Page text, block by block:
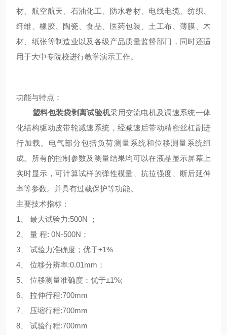
材、航空航天、石油化工、防水卷材、电线电缆、纺织、
纤维、橡胶、陶瓷、食品、医药包装、土工布、薄膜、木
材、纸张等制造业以及各级产品质量监督部门，同时还适
用于大中专院校进行教学演示工作。
功能与特点：
塑料包装袋剥离试验机采用交流电机及调速系统一体
化结构驱动皮带轮减速系统，经减速后带动精密丝杠副进
行加载。电气部分包括负荷测量系统和位移测量系统组
成。所有的控制参数及测量结果均可以在液晶显示屏幕上
实时显示，可计算试样的弹性模量、抗拉强度、断后延伸
率等参数。并具有过载保护等功能。
主要技术指标：
1、 最大试验力:500N ；
2、 量 程: 0N-500N；
3、 试验力准确度；优于±1%
4、 位移分辨率:0.01mm；
5、 位移测量准确度：优于±1%;
6、 拉伸行程:700mm
7、 压缩行程:700mm
8、 试验行程:700mm